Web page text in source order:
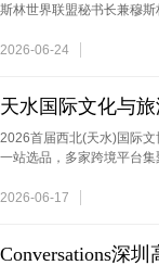
斯林世界联盟秘书长兼穆斯
2026-06-24
天水国际文化与
2026首届西北(天水)国际
一站选品，多家跨境平台
2026-06-17
Conversations深